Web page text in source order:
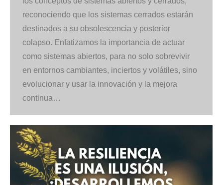
reconociendo que los sistemas cerrados estarán
destinados a su obsolescencia y posterior
colapso. Enfatizamos la importancia de actuar
como sistemas abiertos, para no solo sobrevivir
en entornos cambiantes, inciertos y volátiles, sino
evolucionar y usar la innovación y la mejora
continua…